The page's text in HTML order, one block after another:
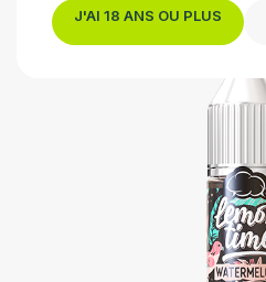
J'AI 18 ANS OU PLUS